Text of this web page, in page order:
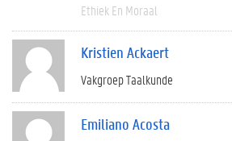
Ethiek En Moraal
Kristien Ackaert
Vakgroep Taalkunde
Emiliano Acosta